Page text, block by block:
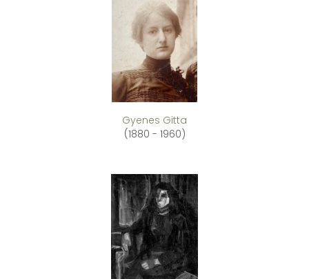
Gyenes Gitta
(1880 - 1960)